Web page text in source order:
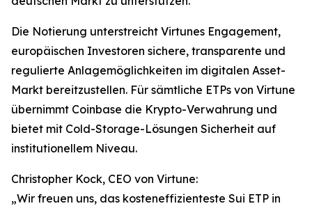
Die Notierung unterstreicht Virtunes Engagement,
europäischen Investoren sichere, transparente und
regulierte Anlagemöglichkeiten im digitalen Asset-
Markt bereitzustellen. Für sämtliche ETPs von Virtune
übernimmt Coinbase die Krypto-Verwahrung und
bietet mit Cold-Storage-Lösungen Sicherheit auf
institutionellem Niveau.
Christopher Kock, CEO von Virtune:
„Wir freuen uns, das kosteneffizienteste Sui ETP in